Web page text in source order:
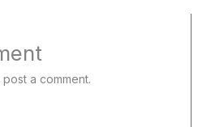
a comment.